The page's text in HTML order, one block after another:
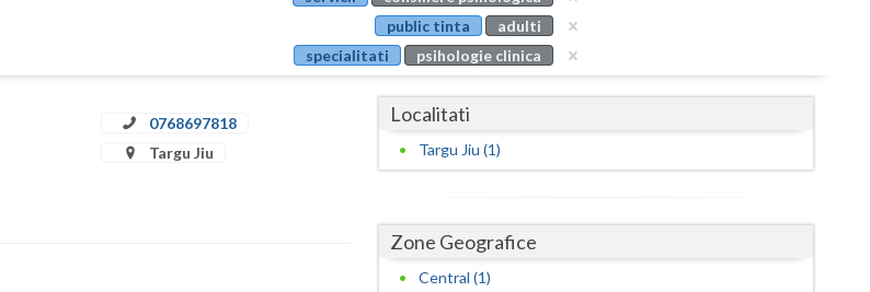
Buzau
Calarasi
Caras-Severin
public tinta
adulti
specialitati
psihologie clinica
0768697818
Targu Jiu
Localitati
Targu Jiu (1)
Zone Geografice
Central (1)